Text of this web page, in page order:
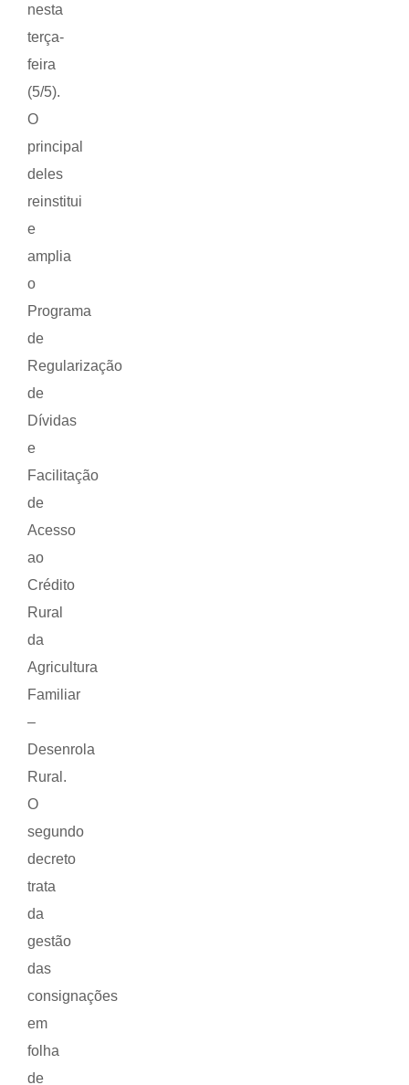
nesta
terça-
feira
(5/5).
O
principal
deles
reinstitui
e
amplia
o
Programa
de
Regularização
de
Dívidas
e
Facilitação
de
Acesso
ao
Crédito
Rural
da
Agricultura
Familiar
–
Desenrola
Rural.
O
segundo
decreto
trata
da
gestão
das
consignações
em
folha
de